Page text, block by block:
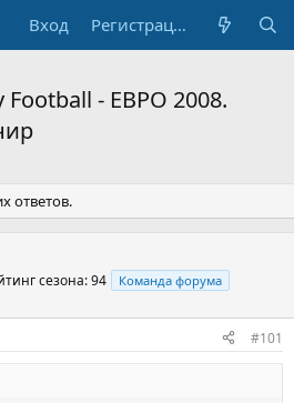
Вход Регистрация
Football - ЕВРО 2008.
ответов.
сезона: 94 Команда форума
#101